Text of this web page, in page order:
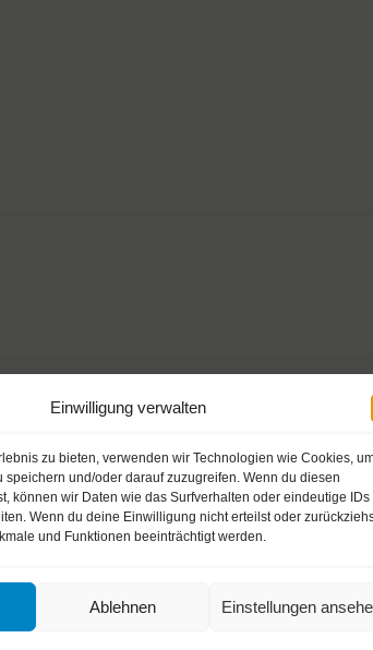
Einwilligung verwalten
zu bieten, verwenden wir Technologien wie Cookies,
speichern und/oder darauf zuzugreifen. Wenn du diesen
können wir Daten wie das Surfverhalten oder eindeutige IDs
Wenn du deine Einwilligung nicht erteilst oder
und Funktionen beeinträchtigt werden.
Ablehnen Einstellungen